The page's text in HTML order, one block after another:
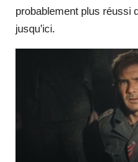
probablement plus réussi
jusqu’ici.